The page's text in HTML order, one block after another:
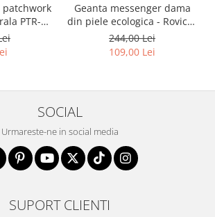
patchwork
PTR-
MULTI
Geanta messenger dama
din piele ecologica - Rovicky
PTR-R-TOR-ALE-2-3776 SIL
244,00 Lei
109,00 Lei
SOCIAL
Urmareste-ne in social media
SUPORT CLIENTI